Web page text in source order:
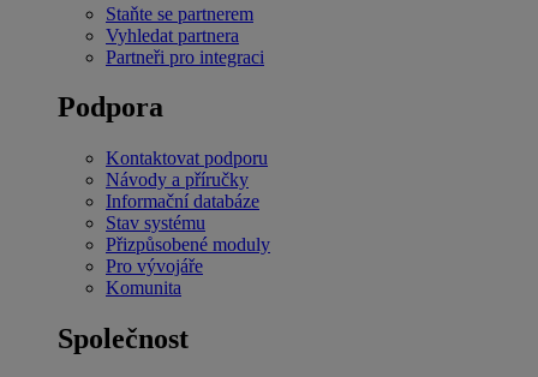
Staňte se partnerem
Vyhledat partnera
Partneři pro integraci
Podpora
Kontaktovat podporu
Návody a příručky
Informační databáze
Stav systému
Přizpůsobené moduly
Pro vývojáře
Komunita
Společnost